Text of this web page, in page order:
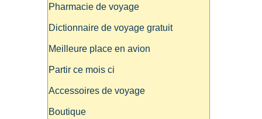
Pharmacie de voyage
Dictionnaire de voyage gratuit
Meilleure place en avion
Partir ce mois ci
Accessoires de voyage
Boutique